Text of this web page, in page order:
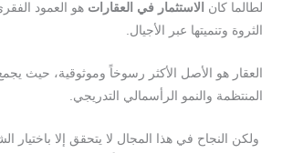
لطالما كان الاستثمار في العقارات هو العمود
الثروة وتنميتها عبر الأجيال.
العقار هو الأصل الأكثر رسوخاً وموثوقية، حيث يجمع
المنتظمة والنمو الرأسمالي التدريجي.
ولكن النجاح في هذا المجال لا يتحقق إلا باختيار